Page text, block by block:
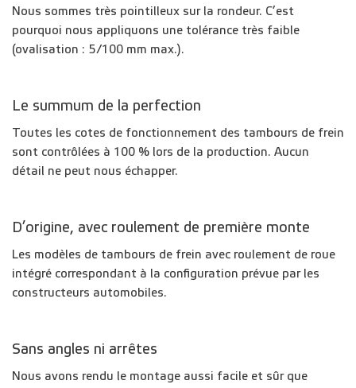
Nous sommes très pointilleux sur la rondeur. C’est
pourquoi nous appliquons une tolérance très faible
(ovalisation : 5/100 mm max.).
Le summum de la perfection
Toutes les cotes de fonctionnement des tambours de frein
sont contrôlées à 100 % lors de la production. Aucun
détail ne peut nous échapper.
D’origine, avec roulement de première monte
Les modèles de tambours de frein avec roulement de roue
intégré correspondant à la configuration prévue par les
constructeurs automobiles.
Sans angles ni arrêtes
Nous avons rendu le montage aussi facile et sûr que